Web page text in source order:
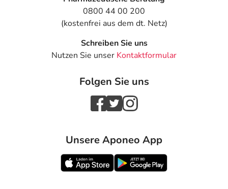
- Atemwegsinfektionen
- Harnblasenentzündung
- Augeninfektionen
- Mandelentzündung
- Entzündung des Unterhautzellgewebes
- Verminderung der Anzahl bestimmter weißer
- Verminderung der Anzahl weißer Blutkörperchen
0800 44 00 200
(kostenfrei aus dem dt. Netz)
Schreiben Sie uns
Nutzen Sie unser Kontaktformular
Folgen Sie uns
Unsere Aponeo App